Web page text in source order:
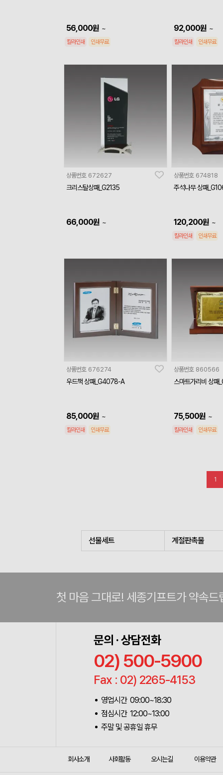
56,000원 ~
칼라인쇄 인쇄무료
92,000원 ~
칼라인쇄 인쇄무료
상품번호 672627
크리스탈상패_G2135
66,000원 ~
상품번호 674818
주석나무 상패
120,200원 ~
칼라인쇄 인쇄무료
상품번호 676274
우드책 상패_G4078-A
85,000원 ~
칼라인쇄 인쇄무료
상품번호 860566
스마트가리비 상패
75,500원 ~
칼라인쇄 인쇄무료
1
선물세트 계절판촉물
첫 마음 그대로! 세종기프트가 약속드
문의 · 상담전화
02) 500-5900
Fax : 02) 2265-4153
영업시간 09:00~18:30
점심시간 12:00~13:00
주말 및 공휴일 휴무
회사소개 사회활동 오시는길 이용약관